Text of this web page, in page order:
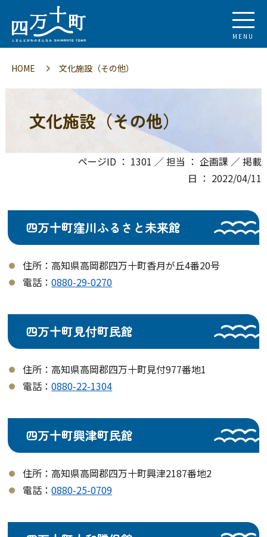
MENU
HOME 文化施設（その他）
文化施設（その他）
ページID ： 1301 ／ 担当 ： 企画課 ／ 掲載
日 ： 2022/04/11
四万十町窪川ふるさと未来館
住所：高知県高岡郡四万十町香月が丘4番20号
電話：0880-29-0270
四万十町見付町民館
住所：高知県高岡郡四万十町見付977番地1
電話：0880-22-1304
四万十町興津町民館
住所：高知県高岡郡四万十町興津2187番地2
電話：0880-25-0709